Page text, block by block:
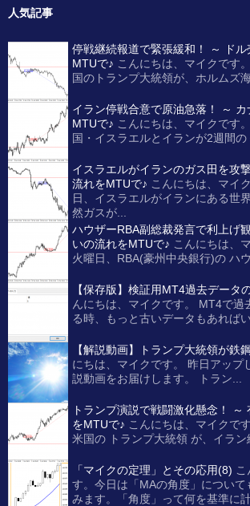
人気記事
停戦継続報道で緊張緩和！ ～ ド
MTUで♪ こんにちは、マイクです
国のトランプ大統領が、ホルムズ
イラン停戦合意で原油急落！ ～
MTUで♪ こんにちは、マイクです
国・イスラエルとイランが2週間の
イスラエルがイランのガス田を攻
流れをMTUで♪ こんにちは、マイ
日、イスラエルがイランにある世
然ガスが...
ハウザーRBA副総裁発言で利上げ
いの流れをMTUで♪ こんにちは、
火曜日、RBA(豪州中央銀行)の ハ
【保存版】検証用MT4過去データ
んにちは、マイクです。 MT4で過
る時、もっと古いデータもあれば
【解説動画】トランプ大統領が鉄
にちは、マイクです。 昨日アップ
説動画をお届けします。 トラン...
トランプ演説で戦闘激化懸念！ ～
をMTUで♪ こんにちは、マイクで
米国の トランプ大統領 が、イラン
「マイクの定理」とその応用(8)
す。今日は「MAの角度」について
みます。「角度」って何を基準に計